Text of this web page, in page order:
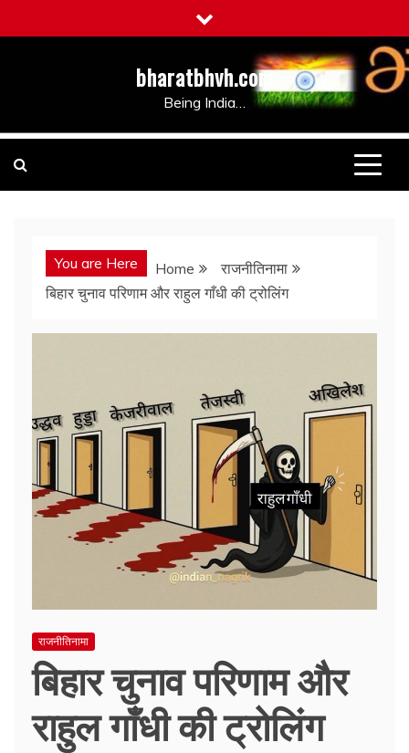
to
bharatbhvh.com
Being India…
You are Here Home
राजनीतिनामा
बिहार चुनाव परिणाम और राहुल गाँधी की ट्रोलिंग
राजनीतिनामा
बिहार चुनाव परिणाम और
राहुल गाँधी की ट्रोलिंग